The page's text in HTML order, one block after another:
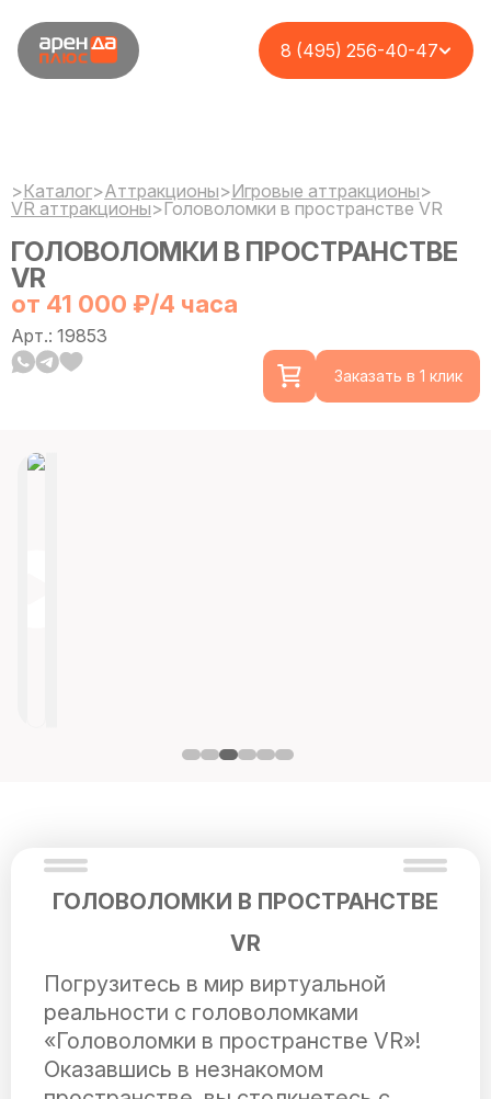
8 (495) 256-40-47
>Каталог>Аттракционы>Игровые аттракционы>
VR аттракционы>Головоломки в пространстве VR
ГОЛОВОЛОМКИ В ПРОСТРАНСТВЕ
VR
от 41 000 ₽/4 часа
Арт.: 19853
Заказать в 1 клик
ГОЛОВОЛОМКИ В ПРОСТРАНСТВЕ
VR
Погрузитесь в мир виртуальной
реальности с головоломками
«Головоломки в пространстве VR»!
Оказавшись в незнакомом